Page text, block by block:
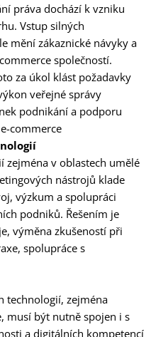
práva dochází k vzniku
Vstup silných
mění zákaznické návyky a
společností.
za úkol klást požadavky
veřejné správy
podnikání a podporu
commerce
zejména v oblastech umělé
nástrojů klade
výzkum a spolupráci
podniků. Řešením je
výměna zkušeností při
spolupráce s
technologií, zejména
musí být nutně spojen i s
a digitálních kompetencí